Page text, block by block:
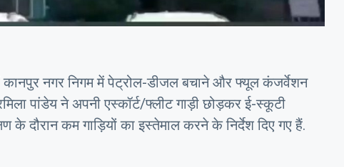
नगर निगम में पेट्रोल-डीजल बचाने और फ्यूल कंजर्वेशन
पांडेय ने अपनी एस्कॉर्ट/फ्लीट गाड़ी छोड़कर ई-स्कूटी
दौरान कम गाड़ियों का इस्तेमाल करने के निर्देश दिए गए हैं.